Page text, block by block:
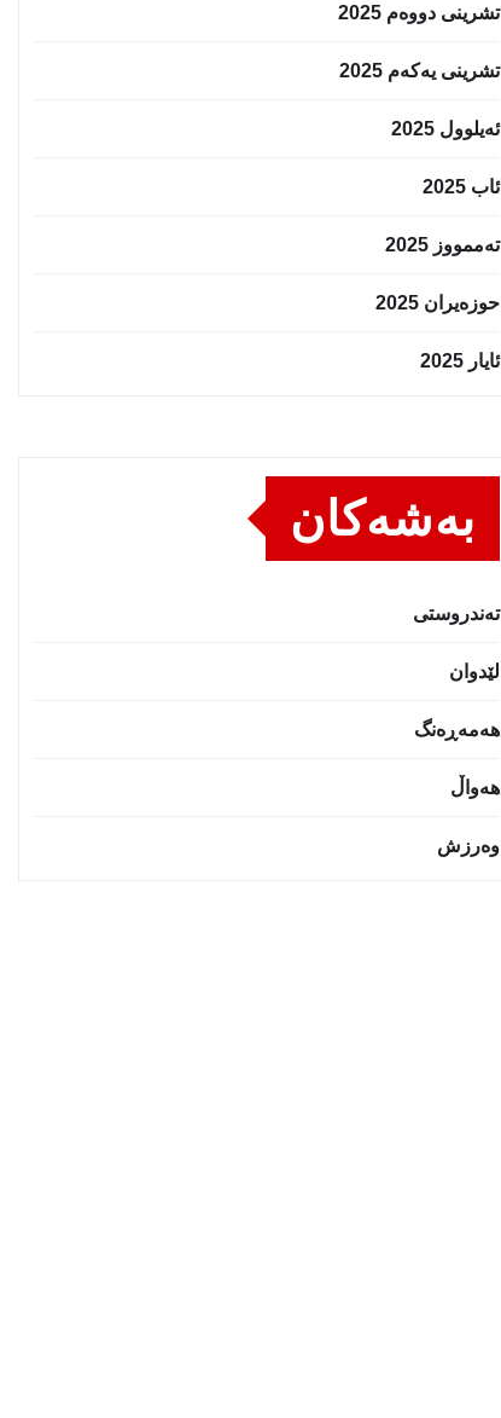
تشرینی دووەم 2025
تشرینی یەکەم 2025
ئەیلوول 2025
ئاب 2025
تەممووز 2025
حوزه‌یران 2025
ئایار 2025
بەشەکان
تەندروستى
لێدوان
هەمەڕەنگ
هەواڵ
وەرزش